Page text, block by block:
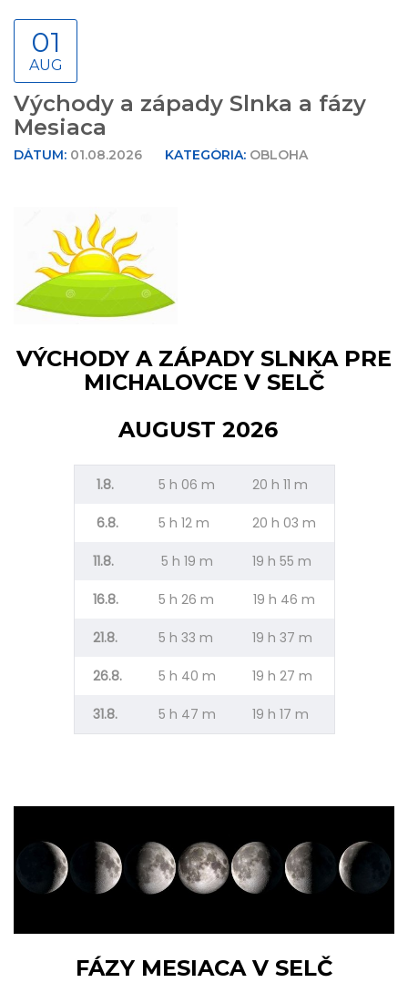
01
AUG
Východy a západy Slnka a fázy
Mesiaca
DÁTUM: 01.08.2026 KATEGÓRIA: OBLOHA
VÝCHODY A ZÁPADY SLNKA PRE
MICHALOVCE V SELČ
AUGUST 2026
1.8. 5 h 06 m 20 h 11 m
6.8. 5 h 12 m 20 h 03 m
11.8. 5 h 19 m 19 h 55 m
16.8. 5 h 26 m 19 h 46 m
21.8. 5 h 33 m 19 h 37 m
26.8. 5 h 40 m 19 h 27 m
31.8. 5 h 47 m 19 h 17 m
FÁZY MESIACA V SELČ